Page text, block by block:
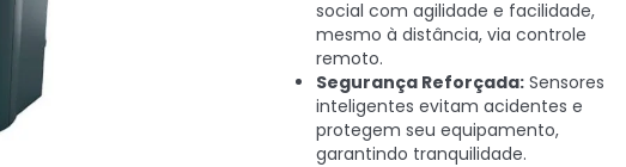
social com agilidade e facilidade,
mesmo à distância, via controle
remoto.
Segurança Reforçada: Sensores
inteligentes evitam acidentes e
protegem seu equipamento,
garantindo tranquilidade.